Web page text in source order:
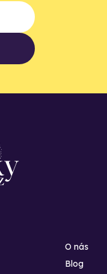
O nás
Blog